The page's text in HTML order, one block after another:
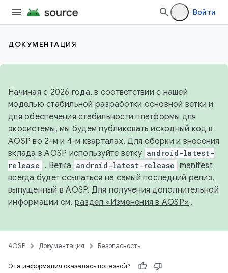
Войти
ДОКУМЕНТАЦИЯ
Начиная с 2026 года, в соответствии с нашей
моделью стабильной разработки основной ветки и
для обеспечения стабильности платформы для
экосистемы, мы будем публиковать исходный код в
AOSP во 2-м и 4-м кварталах. Для сборки и внесения
вклада в AOSP используйте ветку android-latest-
release . Ветка android-latest-release manifest
всегда будет ссылаться на самый последний релиз,
выпущенный в AOSP. Для получения дополнительной
информации см. раздел «Изменения в AOSP» .
AOSP Документация Безопасность
Эта информация оказалась полезной?